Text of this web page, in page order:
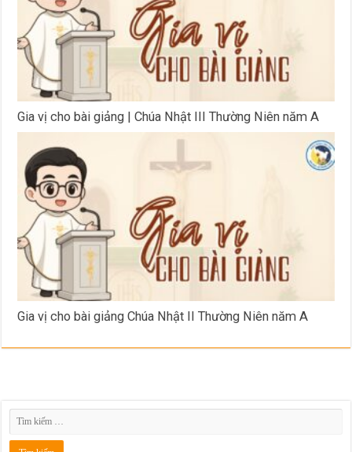
Gia vị cho bài giảng | Chúa Nhật III Thường Niên năm A
Gia vị cho bài giảng Chúa Nhật II Thường Niên năm A